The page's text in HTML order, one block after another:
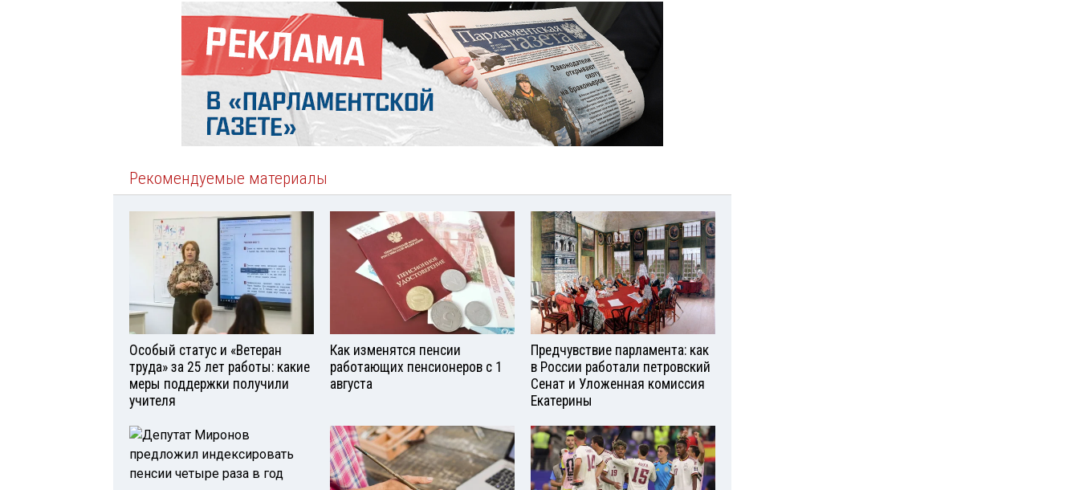
Рекомендуемые материалы
Особый статус и «Ветеран
труда» за 25 лет работы: какие
меры поддержки получили
учителя
Как изменятся пенсии
работающих пенсионеров с 1
августа
Предчувствие парламента: как
в России работали петровский
Сенат и Уложенная комиссия
Екатерины